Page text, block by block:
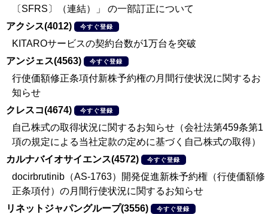
〔SFRS〕（連結）」 の一部訂正について
アクシス(4012)
今すぐ登録
KITAROサービスの契約台数が1万台を突破
アンジェス(4563)
今すぐ登録
行使価額修正条項付新株予約権の月間行使状況に関するお
知らせ
クレスコ(4674)
今すぐ登録
自己株式の取得状況に関するお知らせ（会社法第459条第1
項の規定による当社定款の定めに基づく自己株式の取得）
カルナバイオサイエンス(4572)
今すぐ登録
docirbrutinib（AS-1763）開発促進新株予約権（行使価額修
正条項付）の月間行使状況に関するお知らせ
リネットジャパングループ(3556)
今すぐ登録